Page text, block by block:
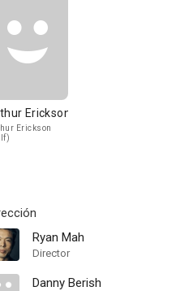
Erickson
Erickson
Ryan Mah
Director
Danny Berish